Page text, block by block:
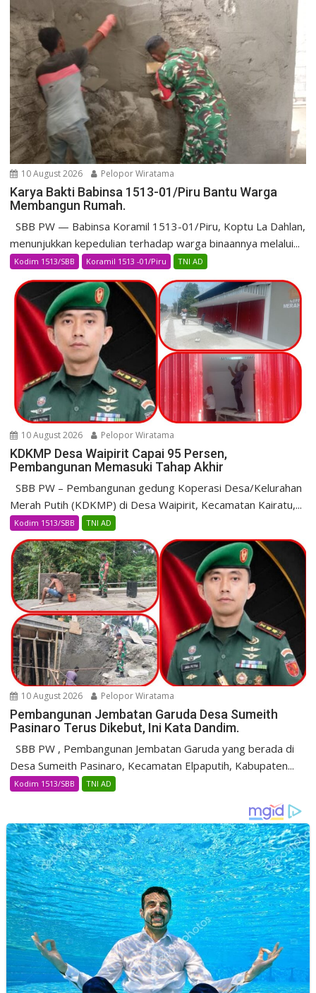
10 August 2026 Pelopor Wiratama
Karya Bakti Babinsa 1513-01/Piru Bantu Warga
Membangun Rumah.
SBB PW — Babinsa Koramil 1513-01/Piru, Koptu La Dahlan,
menunjukkan kepedulian terhadap warga binaannya melalui...
Kodim 1513/SBB Koramil 1513 -01/Piru TNI AD
10 August 2026 Pelopor Wiratama
KDKMP Desa Waipirit Capai 95 Persen,
Pembangunan Memasuki Tahap Akhir
SBB PW – Pembangunan gedung Koperasi Desa/Kelurahan
Merah Putih (KDKMP) di Desa Waipirit, Kecamatan Kairatu,...
Kodim 1513/SBB TNI AD
10 August 2026 Pelopor Wiratama
Pembangunan Jembatan Garuda Desa Sumeith
Pasinaro Terus Dikebut, Ini Kata Dandim.
SBB PW , Pembangunan Jembatan Garuda yang berada di
Desa Sumeith Pasinaro, Kecamatan Elpaputih, Kabupaten...
Kodim 1513/SBB TNI AD